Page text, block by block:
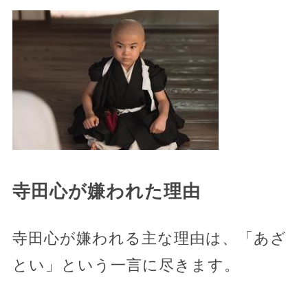
寺田心が嫌われた理由
寺田心が嫌われる主な理由は、「あざ
とい」という一言に尽きます。